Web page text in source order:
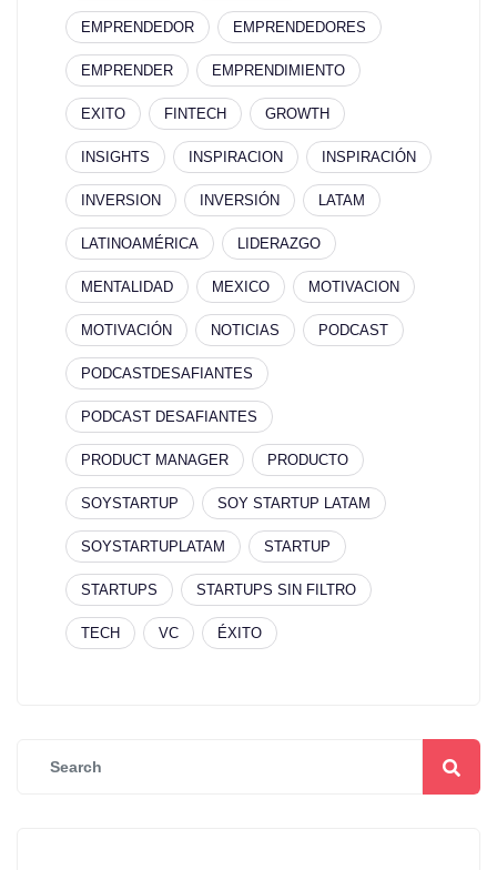
EMPRENDEDOR EMPRENDEDORES
EMPRENDER EMPRENDIMIENTO
EXITO FINTECH GROWTH
INSIGHTS INSPIRACION INSPIRACIÓN
INVERSION INVERSIÓN LATAM
LATINOAMÉRICA LIDERAZGO
MENTALIDAD MEXICO MOTIVACION
MOTIVACIÓN NOTICIAS PODCAST
PODCASTDESAFIANTES
PODCAST DESAFIANTES
PRODUCT MANAGER PRODUCTO
SOYSTARTUP SOY STARTUP LATAM
SOYSTARTUPLATAM STARTUP
STARTUPS STARTUPS SIN FILTRO
TECH VC ÉXITO